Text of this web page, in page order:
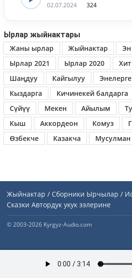
02.07.2024 324
Ырлар жыйнактары
Жаны ырлар
Жыйнактар
Ырлар 2021
Ырлар 2020 Хит
Шаңдуу
Кайгылуу Энелерге
Кыздарга
Кичинекей балдарга
Сүйүү
Мекен Айылым
Кыш
Аккордеон Комуз
Өзбекче
Казакча Мусулман
Жыйнактар / Сборники Ырчылар /
Сказки Автордук укук ээлерине
© 2003-2026 Kyrgyz-Audio.com